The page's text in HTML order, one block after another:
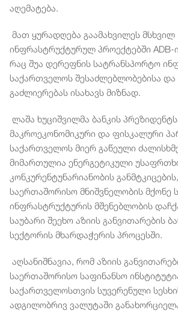
აღემატება.
მათ ყურადღება გაამახვილეს მსხვილ
ინფრასტრუქტურულ პროექტებში
რაც შუა დერეფნის სატრანსპორტო
საქართველოს შესაძლებლობებისა და
გაძლიერებას ისახავს მიზნად.
ლაშა ხუციშვილმა ბანკის
მაკროეკონომიკური და ფისკალური
საქართველოს მიერ გაწეული
მიმართულია ენერგეტიკული
კონკურენტუნარიანობის
საერთაშორისო მნიშვნელობის მქონე
ინფრასტრუქტურის მშენებლობის
საუბარი შეეხო აზიის განვითარების
სექტორის მხარდაჭერის პროცესში.
აღსანიშნავია, რომ აზიის
საერთაშორისო საფინანსო
საქართველოსთვის სუვერენული
ადგილობრივ ვალუტაში